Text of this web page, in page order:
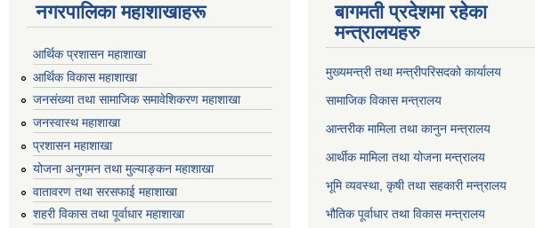
नगरपालिका महाशाखाहरू
आर्थिक प्रशासन महाशाखा
आर्थिक विकास महाशाखा
जनसंख्या तथा सामाजिक समावेशिकरण महाशाखा
जनस्वास्थ महाशाखा
प्रशासन महाशाखा
योजना अनुगमन तथा मुल्याङ्कन महाशाखा
वातावरण तथा सरसफाई महाशाखा
शहरी विकास तथा पूर्वाधार महाशाखा
बागमती प्रदेशमा रहेका
मन्त्रालयहरु
मुख्यमन्त्री तथा मन्त्रीपरिसदको कार्यालय
सामाजिक विकास मन्त्रालय
आन्तरीक मामिला तथा कानुन मन्त्रालय
आर्थीक मामिला तथा योजना मन्त्रालय
भूमि व्यवस्था, कृषी तथा सहकारी मन्त्रालय
भौतिक पूर्वाधार तथा विकास मन्त्रालय